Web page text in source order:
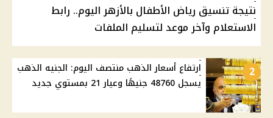
نتيجة تنسيق رياض الأطفال بالأزهر اليوم.. رابط
الاستعلام وآخر موعد لتسليم الملفات
2
ارتفاع أسعار الذهب منتصف اليوم: الجنيه الذهب
يسجل 48760 جنيهًا وعيار 21 بمستوي جديد